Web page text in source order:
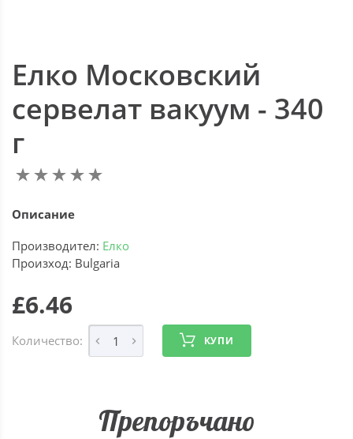
Елко Московский
сервелат вакуум - 340
г
Описание
Производител: Елко
Произход: Bulgaria
£6.46
Количество: КУПИ
Препоръчано